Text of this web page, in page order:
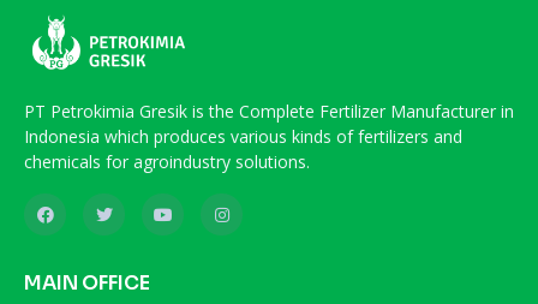
PT Petrokimia Gresik is the Complete Fertilizer Manufacturer in
Indonesia which produces various kinds of fertilizers and
chemicals for agroindustry solutions.
MAIN OFFICE